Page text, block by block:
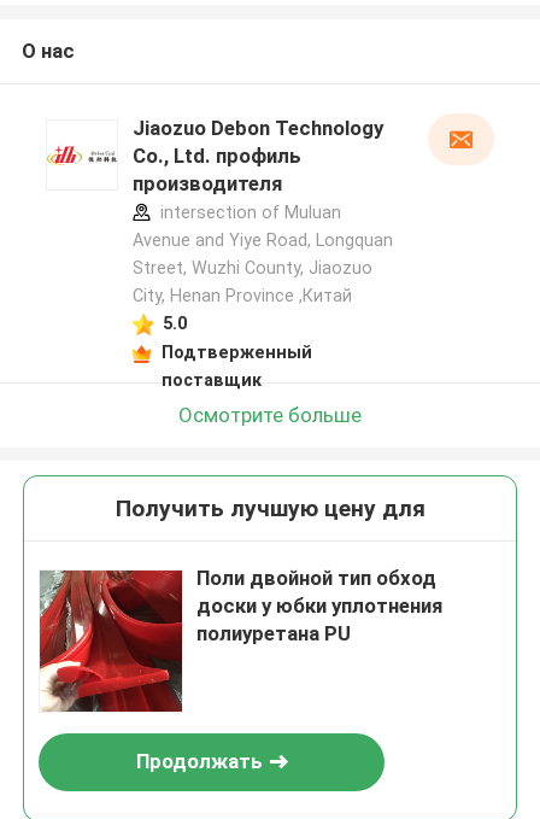
О нас
Jiaozuo Debon Technology
Co., Ltd. профиль
производителя
intersection of Muluan
Avenue and Yiye Road, Longquan
Street, Wuzhi County, Jiaozuo
City, Henan Province ,Китай
5.0
Подтверженный
поставщик
Осмотрите больше
Получить лучшую цену для
Поли двойной тип обход
доски y юбки уплотнения
полиуретана PU
Продолжать